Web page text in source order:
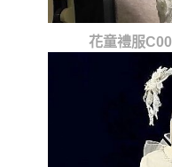
花童禮服